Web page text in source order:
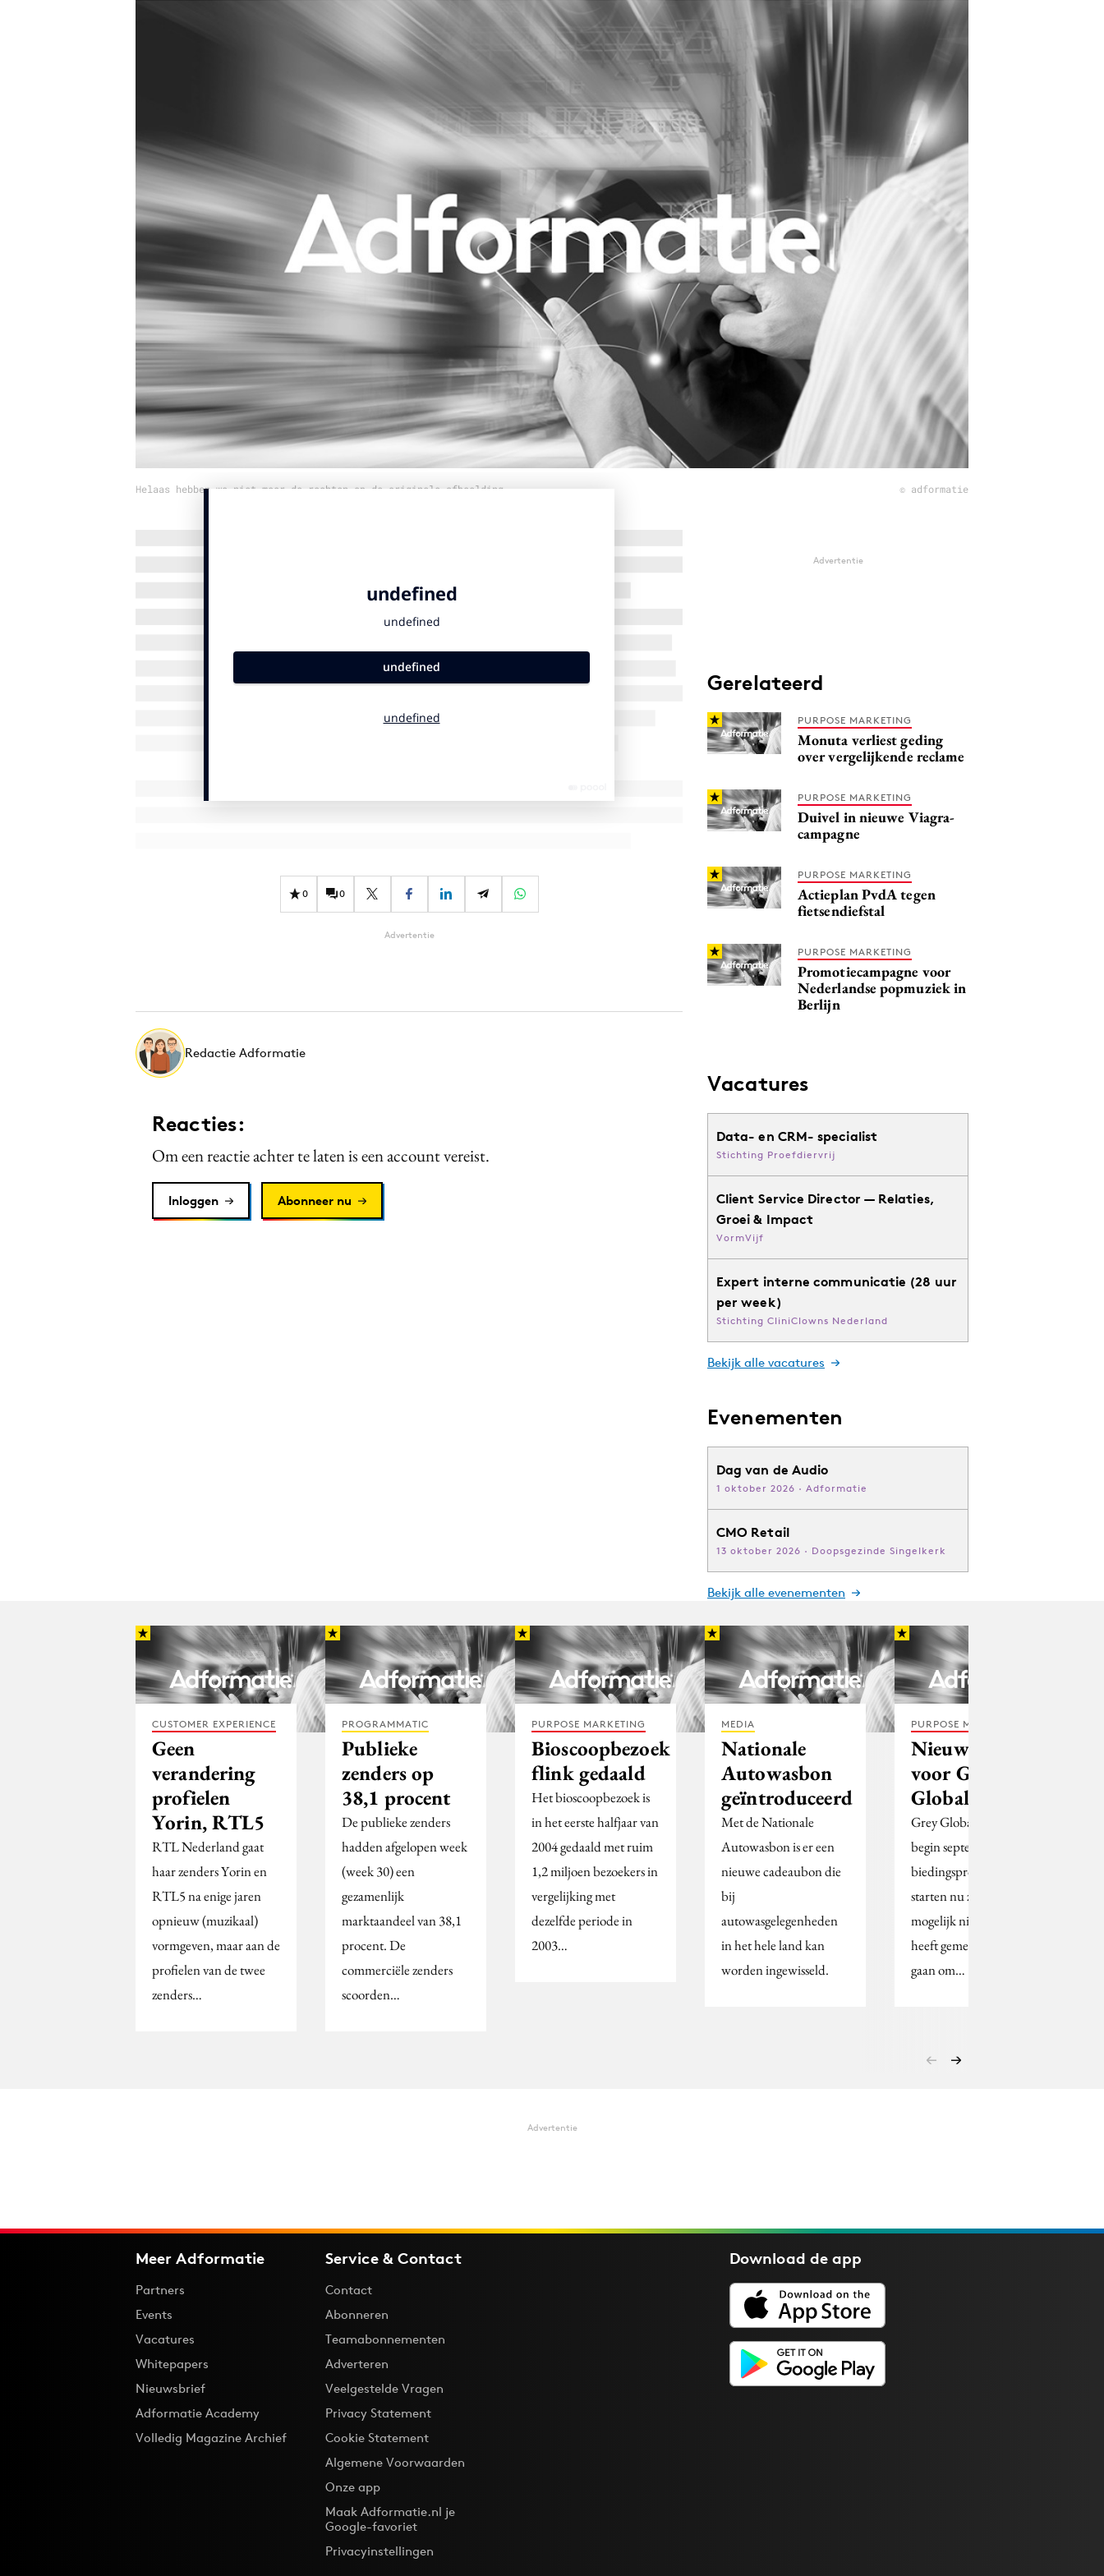
Influencer marketing
Interne communicatie
Purpose Marketing
Reputatie & crisis
Helaas hebben we niet meer de rechten op de originele afbeelding © adformatie
0 0
Advertentie
Redactie Adformatie
Reacties:
Om een reactie achter te laten is een account vereist.
Inloggen Abonneer nu
Advertentie
Gerelateerd
PURPOSE MARKETING
Monuta verliest geding
over vergelijkende reclame
PURPOSE MARKETING
Duivel in nieuwe Viagra-
campagne
PURPOSE MARKETING
Actieplan PvdA tegen
fietsendiefstal
PURPOSE MARKETING
Promotiecampagne voor
Nederlandse popmuziek in
Berlijn
Vacatures
Data- en CRM- specialist
Stichting Proefdiervrij
Client Service Director — Relaties,
Groei & Impact
VormVijf
Expert interne communicatie (28 uur
per week)
Stichting CliniClowns Nederland
Bekijk alle vacatures
Evenementen
Dag van de Audio
1 oktober 2026 · Adformatie
CMO Retail
13 oktober 2026 · Doopsgezinde Singelkerk
Bekijk alle evenementen
CUSTOMER EXPERIENCE
Geen
verandering
profielen
Yorin, RTL5
RTL Nederland gaat
haar zenders Yorin en
RTL5 na enige jaren
opnieuw (muzikaal)
vormgeven, maar aan de
profielen van de twee
zenders…
PROGRAMMATIC
Publieke
zenders op
38,1 procent
De publieke zenders
hadden afgelopen week
(week 30) een
gezamenlijk
marktaandeel van 38,1
procent. De
commerciële zenders
scoorden…
PURPOSE MARKETING
Bioscoopbezoek
flink gedaald
Het bioscoopbezoek is
in het eerste halfjaar van
2004 gedaald met ruim
1,2 miljoen bezoekers in
vergelijking met
dezelfde periode in
2003…
MEDIA
Nationale
Autowasbon
geïntroduceerd
Met de Nationale
Autowasbon is er een
nieuwe cadeaubon die
bij
autowasgelegenheden
in het hele land kan
worden ingewisseld.
PURPOSE MARKETING
Nieuwe bieder
voor Grey
Global
Grey Global Group zou
begin september het
biedingsproces willen
starten nu zich een
mogelijk nieuwe bieder
heeft gemeld. Het zou
gaan om…
Advertentie
Meer Adformatie
Partners
Events
Vacatures
Whitepapers
Nieuwsbrief
Adformatie Academy
Volledig Magazine Archief
Service & Contact
Contact
Abonneren
Teamabonnementen
Adverteren
Veelgestelde Vragen
Privacy Statement
Cookie Statement
Algemene Voorwaarden
Onze app
Maak Adformatie.nl je
Google-favoriet
Privacyinstellingen
Download deapp